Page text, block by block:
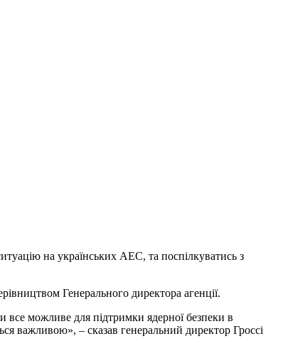
на українських АЕС, та поспілкуватись з
Генерального директора агенції.
можливе для підтримки ядерної безпеки в
важливою», – сказав генеральний директор Гроссі